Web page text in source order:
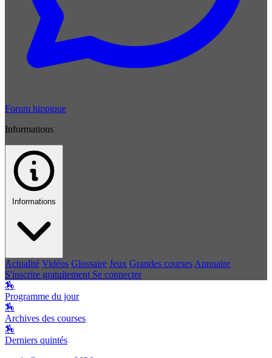
Forum hippique
Informations
Informations
Actualité Vidéos Glossaire Jeux Grandes courses Annuaire
S'inscrire gratuitement Se connecter
🏇
Programme du jour
🏇
Archives des courses
🏇
Derniers quintés